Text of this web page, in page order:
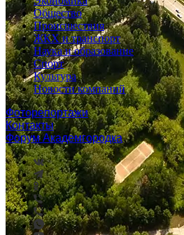
Общество
Происшествия
ЖКХ и транспорт
Наука и образование
Спорт
Культура
Новости компаний
Фоторепортажи
Контакты
Форум Академгородка